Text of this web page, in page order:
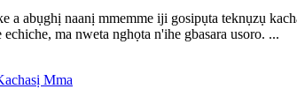
a abụghị naanị mmemme iji gosipụta teknụzụ
ma nweta nghọta n'ihe gbasara usoro. ...